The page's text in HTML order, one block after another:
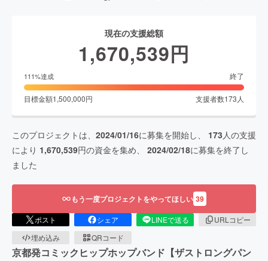
現在の支援総額
1,670,539円
111%達成 終了
目標金額1,500,000円 支援者数173 人
このプロジェクトは、 2024/01/16に募集を開始し、 173人の支援
により 1,670,539円の資金を集め、 2024/02/18に募集を終了し
ました
もう一度プロジェクトをやってほしい 39
ポスト シェア LINEで送る
URLコピー
埋め込み
QRコード
京都発コミックヒップホップバンド【ザストロングパン